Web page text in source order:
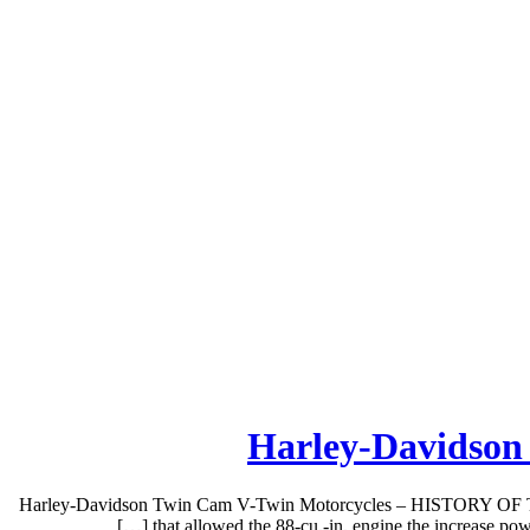
Harley-
Harley-Davidson Twin Cam V-Twin Motorcycles – HISTORY OF
that allowed the 88-cu.-in. engine the increase